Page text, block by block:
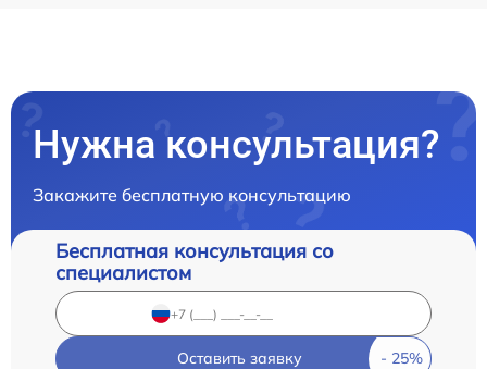
Нужна консультация?
Закажите бесплатную консультацию
Бесплатная консультация со
специалистом
Оставить заявку